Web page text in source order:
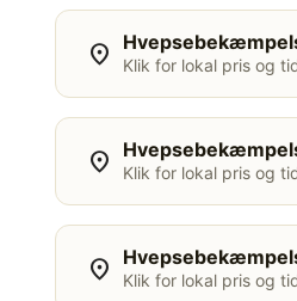
location_on Klik for lokal pris og
location_on Klik for lokal pris og
location_on Klik for lokal pris og